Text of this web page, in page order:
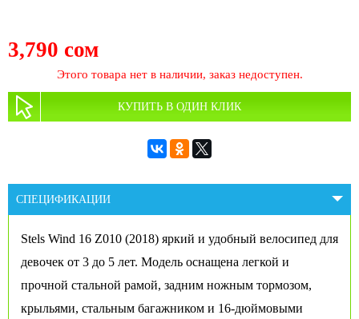
3,790 сом
Этого товара нет в наличии, заказ недоступен.
КУПИТЬ В ОДИН КЛИК
СПЕЦИФИКАЦИИ
Stels Wind 16 Z010 (2018) яркий и удобный велосипед для
девочек от 3 до 5 лет. Модель оснащена легкой и
прочной стальной рамой, задним ножным тормозом,
крыльями, стальным багажником и 16-дюймовыми